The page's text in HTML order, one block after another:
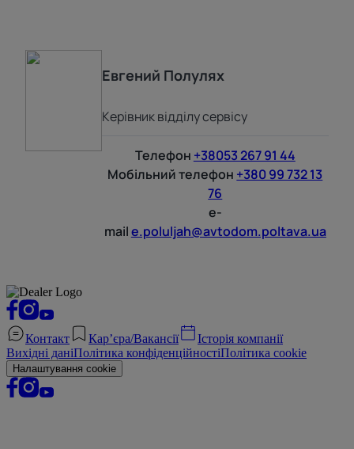
Евгений Полулях
Керівник відділу сервісу
Телефон +38053 267 91 44
Мобільний телефон +380 99 732 13
76
e-
maile.poluljah@avtodom.poltava.ua
Контакт Кар’єра/Вакансії
Історія компанії
Вихідні даніПолітика конфіденційностіПолітика cookie
Налаштування cookie